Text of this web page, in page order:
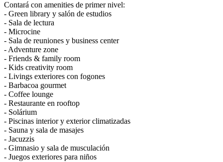
Contará con amenities de primer nivel:
- Green library y salón de estudios
- Sala de lectura
- Microcine
- Sala de reuniones y business center
- Adventure zone
- Friends & family room
- Kids creativity room
- Livings exteriores con fogones
- Barbacoa gourmet
- Coffee lounge
- Restaurante en rooftop
- Solárium
- Piscinas interior y exterior climatizadas
- Sauna y sala de masajes
- Jacuzzis
- Gimnasio y sala de musculación
- Juegos exteriores para niños